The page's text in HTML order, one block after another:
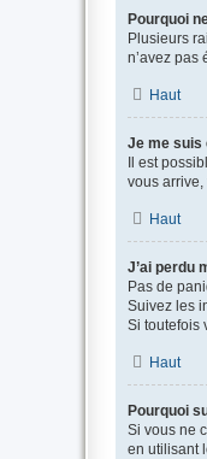
Pourquoi
Plusieurs
n’avez pas
Haut
Je me suis
Il est
vous
Haut
J’ai perdu
Pas de
Suivez les
Si toutefois
Haut
Pourquoi
Si vous ne
en utilisant